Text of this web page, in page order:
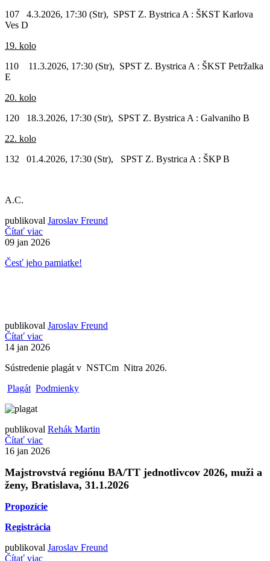
107 4.3.2026, 17:30 (Str), SPST Z. Bystrica A : ŠKST Karlova
Ves D
19. kolo
110 11.3.2026, 17:30 (Str), SPST Z. Bystrica A : ŠKST Petržalka
E
20. kolo
120 18.3.2026, 17:30 (Str), SPST Z. Bystrica A : Galvaniho B
22. kolo
132 01.4.2026, 17:30 (Str), SPST Z. Bystrica A : ŠKP B
A.C.
publikoval Jaroslav Freund
Čítať viac
09 jan 2026
Česť jeho pamiatke!
publikoval Jaroslav Freund
Čítať viac
14 jan 2026
Sústredenie plagát v NSTCm Nitra 2026.
Plagát Podmienky
publikoval Rehák Martin
Čítať viac
16 jan 2026
Majstrovstvá regiónu BA/TT jednotlivcov 2026, muži a
ženy, Bratislava, 31.1.2026
Propozície
Registrácia
publikoval Jaroslav Freund
Čítať viac